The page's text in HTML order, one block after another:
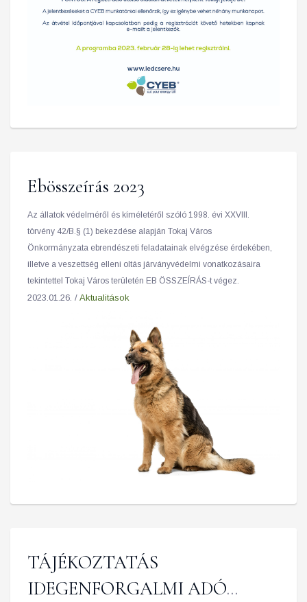
Ebösszeírás 2023
Az állatok védelméről és kíméletéről szóló 1998. évi XXVIII.
törvény 42/B.§ (1) bekezdése alapján Tokaj Város
Önkormányzata ebrendészeti feladatainak elvégzése érdekében,
illetve a veszettség elleni oltás járványvédelmi vonatkozásaira
tekintettel Tokaj Város területén EB ÖSSZEÍRÁS-t végez.
2023.01.26. / Aktualitások
TÁJÉKOZTATÁS
IDEGENFORGALMI ADÓ